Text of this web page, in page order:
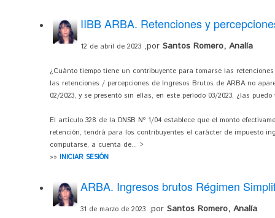
IIBB ARBA. Retenciones y
12 de abril de 2023 ,por Santos Romero, Analía
¿Cuánto tiempo tiene un contribuyente para tomarse las
las retenciones / percepciones de Ingresos Brutos de ARBA no
02/2023, y se presentó sin ellas, en este período 03/2023, ¿las puedo
El artículo 328 de la DNSB Nº 1/04 establece que el monto
retención, tendrá para los contribuyentes el carácter de impuesto
computarse, a cuenta de... >
»» INICIAR SESIÓN
ARBA. Ingresos brutos Régimen
31 de marzo de 2023 ,por Santos Romero, Analía